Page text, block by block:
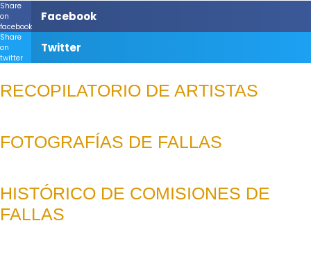
Share
on
facebook
Facebook
Share
on
twitter
Twitter
RECOPILATORIO DE ARTISTAS
FOTOGRAFÍAS DE FALLAS
HISTÓRICO DE COMISIONES DE
FALLAS